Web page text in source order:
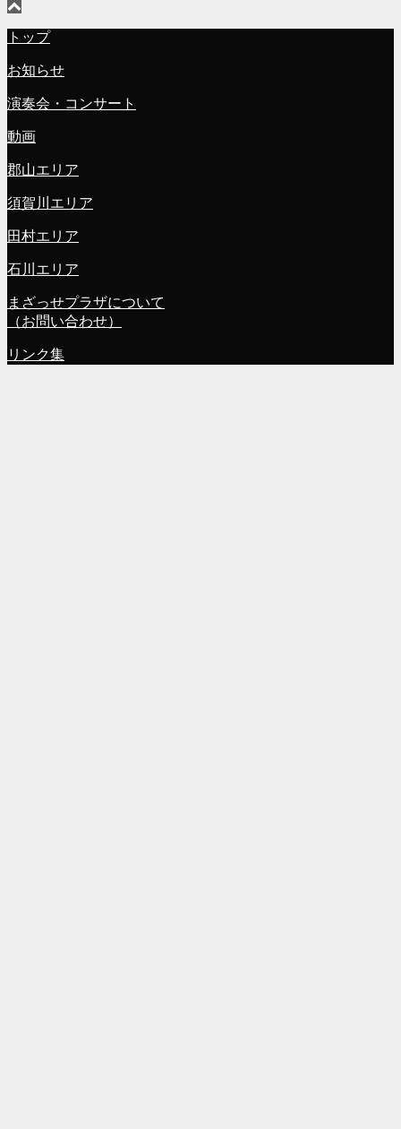
トップ
お知らせ
演奏会・コンサート
動画
郡山エリア
須賀川エリア
田村エリア
石川エリア
まざっせプラザについて
（お問い合わせ）
リンク集